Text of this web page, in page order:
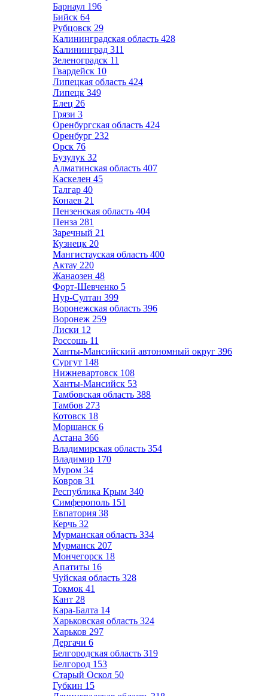
Барнаул 196
Бийск 64
Рубцовск 29
Калининградская область 428
Калининград 311
Зеленоградск 11
Гвардейск 10
Липецкая область 424
Липецк 349
Елец 26
Грязи 3
Оренбургская область 424
Оренбург 232
Орск 76
Бузулук 32
Алматинская область 407
Каскелен 45
Талгар 40
Конаев 21
Пензенская область 404
Пенза 281
Заречный 21
Кузнецк 20
Мангистауская область 400
Актау 220
Жанаозен 48
Форт-Шевченко 5
Нур-Султан 399
Воронежская область 396
Воронеж 259
Лиски 12
Россошь 11
Ханты-Мансийский автономный округ 396
Сургут 148
Нижневартовск 108
Ханты-Мансийск 53
Тамбовская область 388
Тамбов 273
Котовск 18
Моршанск 6
Астана 366
Владимирская область 354
Владимир 170
Муром 34
Ковров 31
Республика Крым 340
Симферополь 151
Евпатория 38
Керчь 32
Мурманская область 334
Мурманск 207
Мончегорск 18
Апатиты 16
Чуйская область 328
Токмок 41
Кант 28
Кара-Балта 14
Харьковская область 324
Харьков 297
Дергачи 6
Белгородская область 319
Белгород 153
Старый Оскол 50
Губкин 15